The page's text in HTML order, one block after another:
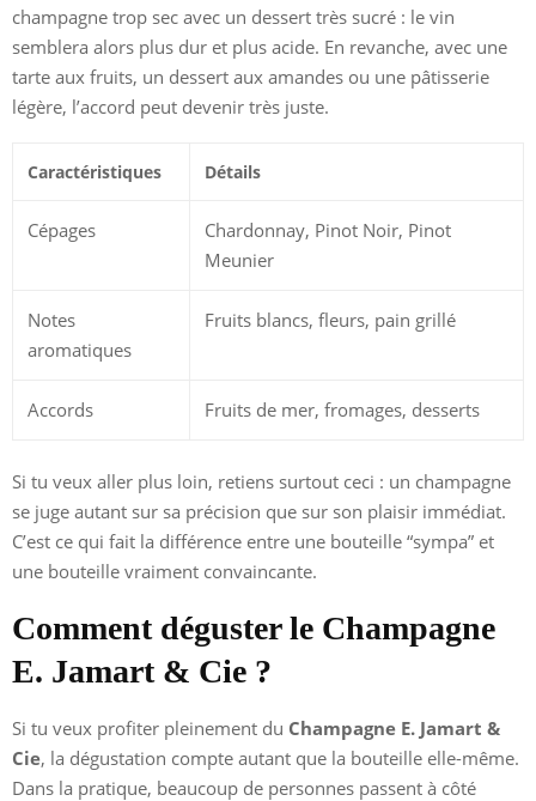
champagne trop sec avec un dessert très sucré : le vin
semblera alors plus dur et plus acide. En revanche, avec une
tarte aux fruits, un dessert aux amandes ou une pâtisserie
légère, l’accord peut devenir très juste.
Caractéristiques Détails
Cépages
Chardonnay, Pinot Noir, Pinot
Meunier
Notes
aromatiques
Fruits blancs, fleurs, pain grillé
Accords Fruits de mer, fromages, desserts
Si tu veux aller plus loin, retiens surtout ceci : un champagne
se juge autant sur sa précision que sur son plaisir immédiat.
C’est ce qui fait la différence entre une bouteille “sympa” et
une bouteille vraiment convaincante.
Comment déguster le Champagne
E. Jamart & Cie ?
Si tu veux profiter pleinement du Champagne E. Jamart &
Cie, la dégustation compte autant que la bouteille elle-même.
Dans la pratique, beaucoup de personnes passent à côté